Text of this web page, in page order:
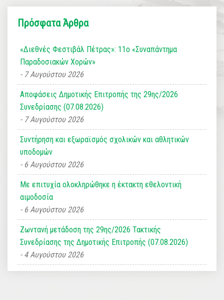
Πρόσφατα Άρθρα
«Διεθνές Φεστιβάλ Πέτρας»: 11ο «Συναπάντημα
Παραδοσιακών Χορών»
7 Αυγούστου 2026
Αποφάσεις Δημοτικής Επιτροπής της 29ης/2026
Συνεδρίασης (07.08.2026)
7 Αυγούστου 2026
Συντήρηση και εξωραϊσμός σχολικών και αθλητικών
υποδομών
6 Αυγούστου 2026
Με επιτυχία ολοκληρώθηκε η έκτακτη εθελοντική
αιμοδοσία
6 Αυγούστου 2026
Ζωντανή μετάδοση της 29ης/2026 Τακτικής
Συνεδρίασης της Δημοτικής Επιτροπής (07.08.2026)
4 Αυγούστου 2026